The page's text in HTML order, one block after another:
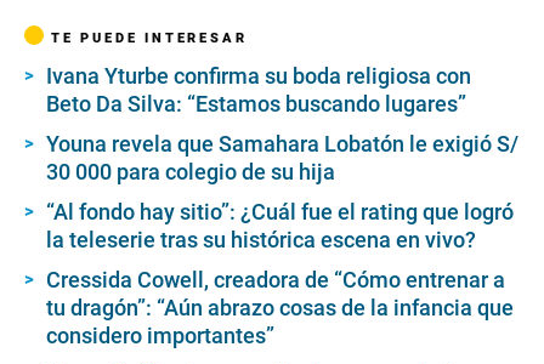
TE PUEDE INTERESAR
Ivana Yturbe confirma su boda religiosa con
Beto Da Silva: “Estamos buscando lugares”
Youna revela que Samahara Lobatón le exigió S/
30 000 para colegio de su hija
“Al fondo hay sitio”: ¿Cuál fue el rating que logró
la teleserie tras su histórica escena en vivo?
Cressida Cowell, creadora de “Cómo entrenar a
tu dragón”: “Aún abrazo cosas de la infancia que
considero importantes”